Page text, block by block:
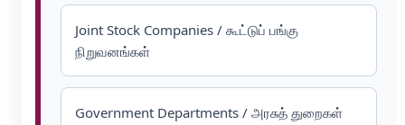
Joint Stock Companies / கூட்டுப் பங்கு
நிறுவனங்கள்
Government Departments / அரசுத் துறைகள்